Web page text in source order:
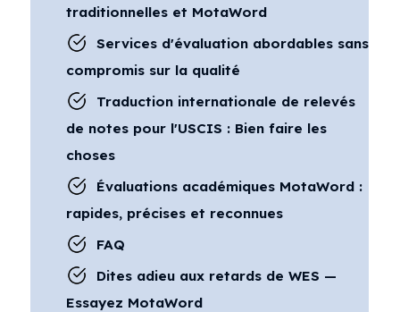
traditionnelles et MotaWord
Services d'évaluation abordables sans
compromis sur la qualité
Traduction internationale de relevés
de notes pour l'USCIS : Bien faire les
choses
Évaluations académiques MotaWord :
rapides, précises et reconnues
FAQ
Dites adieu aux retards de WES —
Essayez MotaWord